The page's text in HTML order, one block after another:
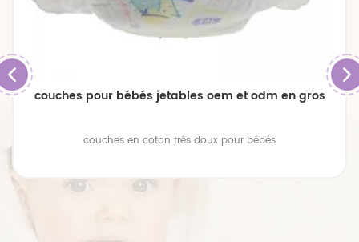
couches pour bébés jetables oem et odm en gros
couches en coton très doux pour bébés